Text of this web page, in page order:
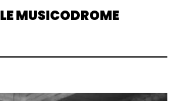
LE MUSICODROME